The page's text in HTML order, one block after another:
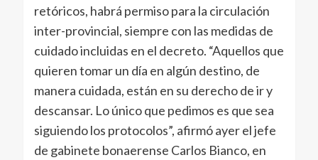
retóricos, habrá permiso para la circulación
inter-provincial, siempre con las medidas de
cuidado incluidas en el decreto. “Aquellos que
quieren tomar un día en algún destino, de
manera cuidada, están en su derecho de ir y
descansar. Lo único que pedimos es que sea
siguiendo los protocolos”, afirmó ayer el jefe
de gabinete bonaerense Carlos Bianco, en